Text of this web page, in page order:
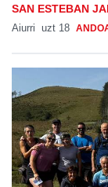
SAN ESTEBAN
Aiurri uzt 18